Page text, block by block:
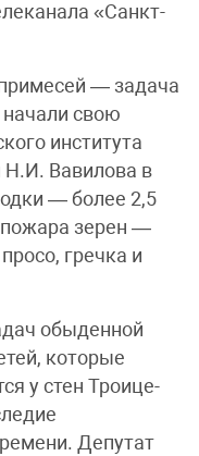
«Санкт-
— задача
начали свою
института
Н.И. Вавилова в
— более 2,5
пожара зерен —
гречка и
обыденной
которые
у стен Троице-
Депутат